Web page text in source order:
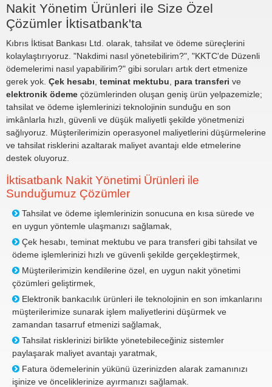
Nakit Yönetim Ürünleri ile Size Özel
Çözümler İktisatbank'ta
Kıbrıs İktisat Bankası Ltd. olarak, tahsilat ve ödeme süreçlerini
kolaylaştırıyoruz. "Nakdimi nasıl yönetebilirim?", "KKTC'de Düzenli
ödemelerimi nasıl yapabilirim?" gibi soruları artık dert etmenize
gerek yok. Çek hesabı, teminat mektubu, para transferi ve
elektronik ödeme çözümlerinden oluşan geniş ürün yelpazemizle;
tahsilat ve ödeme işlemlerinizi teknolojinin sunduğu en son
imkânlarla hızlı, güvenli ve düşük maliyetli şekilde yönetmenizi
sağlıyoruz. Müşterilerimizin operasyonel maliyetlerini düşürmelerine
ve tahsilat risklerini azaltarak maliyet avantajı elde etmelerine
destek oluyoruz.
İktisatbank Nakit Yönetimi Ürünleri ile
Sunduğumuz Çözümler
Tahsilat ve ödeme işlemlerinizin sonucuna en kısa sürede ve
en uygun yöntemle ulaşmanızı sağlamak,
Çek hesabı, teminat mektubu ve para transferi gibi tahsilat ve
ödeme işlemlerinizi hızlı ve güvenli şekilde gerçekleştirmek,
Müşterilerimizin kendilerine özel, en uygun nakit yönetimi
çözümleri geliştirmek,
Elektronik bankacılık ürünleri ile teknolojinin en son imkanlarını
müşterilerimize sunarak işlem maliyetlerini düşürmek ve
zamandan tasarruf etmenizi sağlamak,
Tahsilat risklerinizi birlikte yönetebileceğiniz sistemler
paylaşarak maliyet avantajı yaratmak,
Fatura ödemelerinin yükünü üzerinizden alarak zamanınızı
işinize ve önceliklerinize ayırmanızı sağlamak.